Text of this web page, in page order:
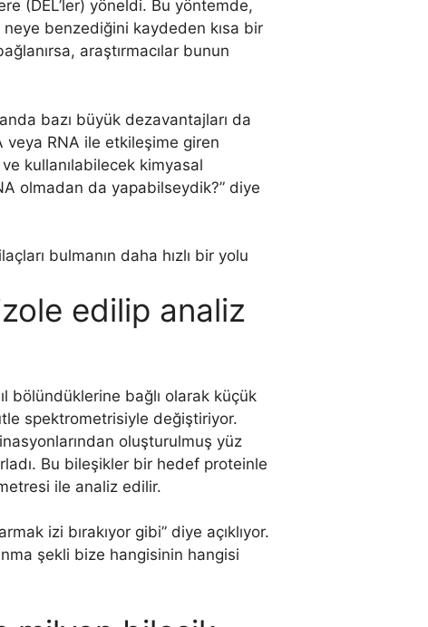
(DEL’ler) yöneldi. Bu yöntemde,
benzediğini kaydeden kısa bir
araştırmacılar bunun
bazı büyük dezavantajları da
veya RNA ile etkileşime giren
kullanılabilecek kimyasal
olmadan da yapabilseydik?” diye
edilip analiz
bölündüklerine bağlı olarak küçük
spektrometrisiyle değiştiriyor.
oluşturulmuş yüz
Bu bileşikler bir hedef proteinle
ile analiz edilir.
izi bırakıyor gibi” diye açıklıyor.
şekli bize hangisinin hangisi